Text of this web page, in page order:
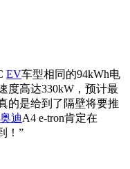
EV车型相同的94kWh电
度高达330kW，预计最
的是给到了隔壁将要推
奥迪A4 e-tron肯定在
！”